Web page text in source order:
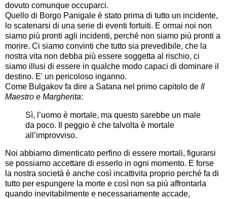
dovuto comunque occuparci.
Quello di Borgo Panigale è stato prima di tutto un incidente,
lo scatenarsi di una serie di eventi fortuiti. E ormai noi non
siamo più pronti agli incidenti, perché non siamo più pronti a
morire. Ci siamo convinti che tutto sia prevedibile, che la
nostra vita non debba più essere soggetta al rischio, ci
siamo illusi di essere in qualche modo capaci di dominare il
destino. E' un pericoloso inganno.
Come Bulgakov fa dire a Satana nel primo capitolo de Il
Maestro e Margherita:
Sì, l’uomo è mortale, ma questo sarebbe un male
da poco. Il peggio è che talvolta è mortale
all’improvviso.
Noi abbiamo dimenticato perfino di essere mortali, figurarsi
se possiamo accettare di esserlo in ogni momento. E forse
la nostra società è anche così incattivita proprio perché fa di
tutto per espungere la morte e così non sa più affrontarla
quando inevitabilmente e necessariamente accade,